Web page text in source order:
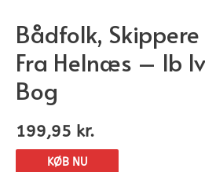
Bådfolk, Skippere
Fra Helnæs – Ib
Bog
199,95 kr.
KØB NU